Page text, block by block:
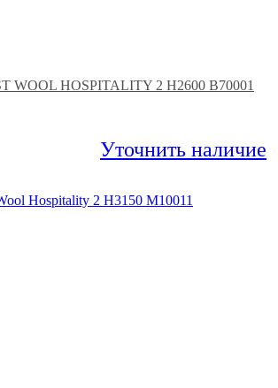
HOSPITALITY 2 H2600 B70001
Уточнить наличие